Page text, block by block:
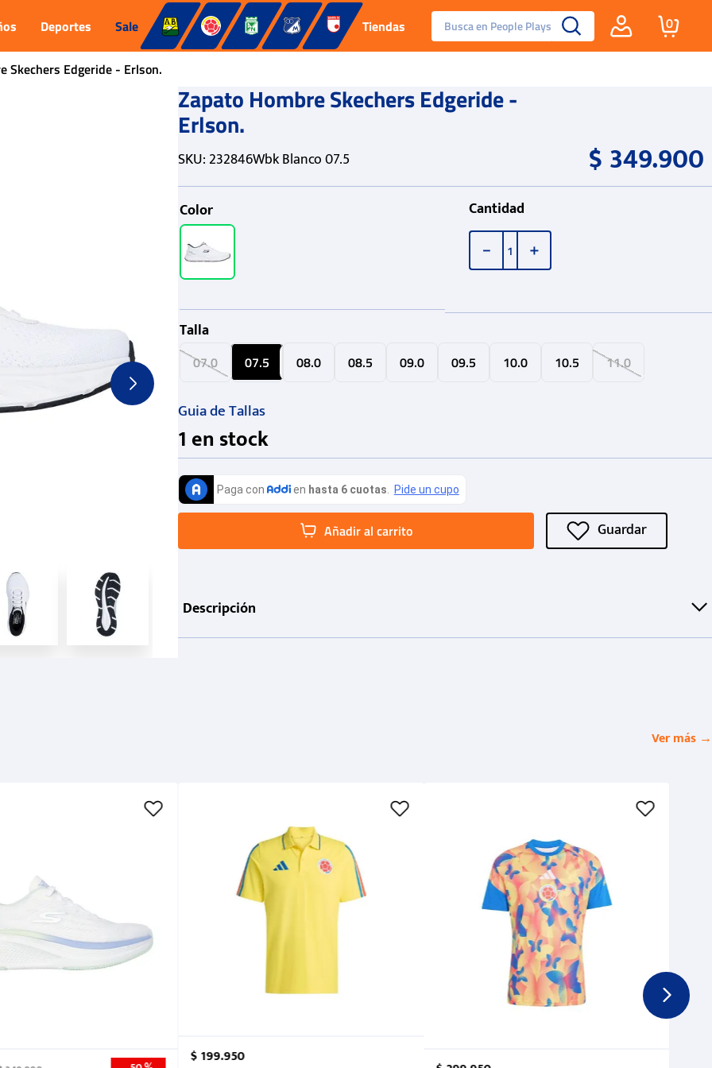
Deportes Sale Tiendas Busca en People Plays
Reebok Fashion
0
Skechers Edgeride - Erlson.
Zapato Hombre Skechers Edgeride -
Erlson.
SKU: 232846Wbk Blanco 07.5 $349.900
Color
Talla
07.0 07.5 08.0 08.5 09.0 09.5 10.0 10.5 11.0
Guia de Tallas
1 en stock
Cantidad
＋
－
Añadir al carrito
Descripción
Ver más →
$199.950